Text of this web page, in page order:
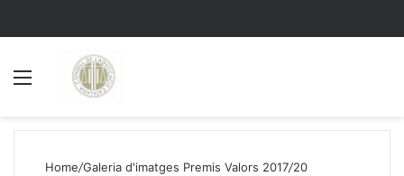
Home/Galeria d'imatges Premis Valors 2017/20